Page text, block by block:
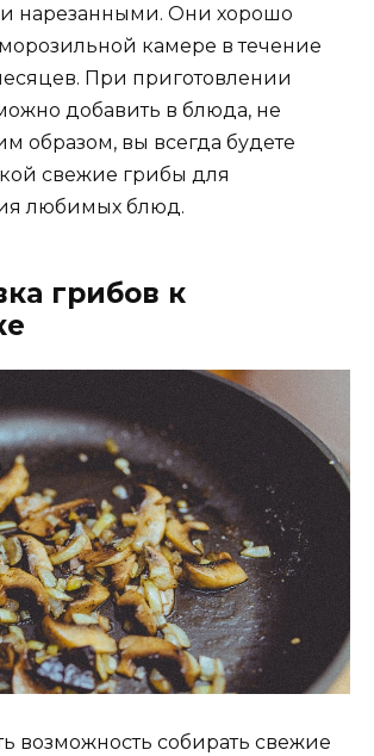
и нарезанными. Они хорошо
камере в течение
При приготовлении
добавить в блюда, не
образом, вы всегда будете
свежие грибы для
любимых блюд.
грибов к
возможность собирать свежие